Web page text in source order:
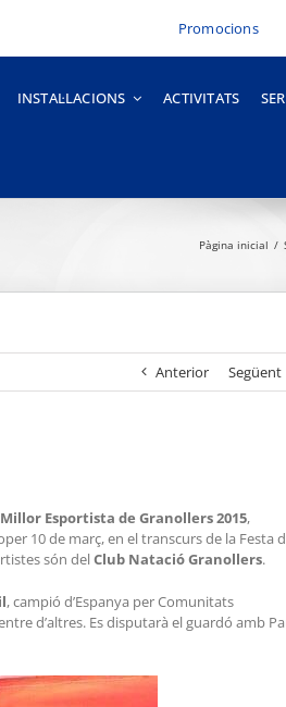
Promocions
INSTAL·LACIONS ACTIVITATS
Pàgina inicial
Anterior Següent
Millor Esportista de Granollers 2015,
10 de març, en el transcurs de la Festa
són delClub Natació Granollers.
, campió d’Espanya per Comunitats
d’altres. Es disputarà el guardó amb